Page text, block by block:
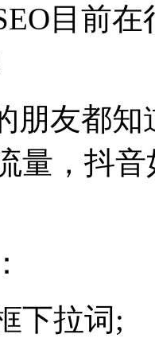
目前在
友都知
量，抖
拉词;